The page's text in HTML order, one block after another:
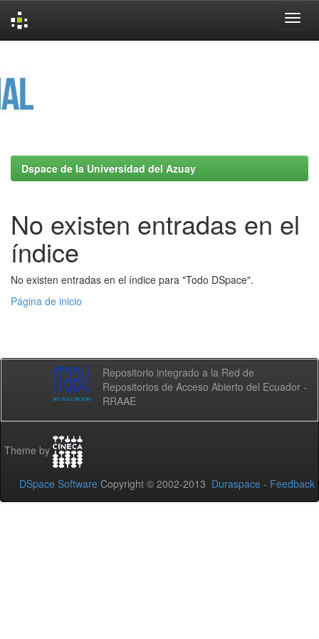
Dspace de la Universidad del Azuay
No existen entradas en el
índice
No existen entradas en el índice para "Todo DSpace".
Página de inicio
Repositorio integrado a la Red de
Repositorios de Acceso Abierto del Ecuador -
RRAAE
Theme by
DSpace Software Copyright © 2002-2013 Duraspace - Feedback